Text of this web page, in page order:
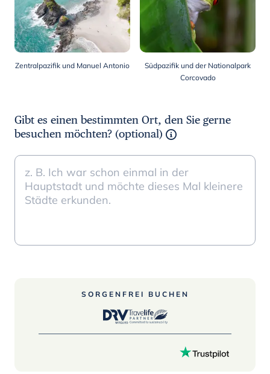
Zentralpazifik und Manuel Antonio
Südpazifik und der Nationalpark
Corcovado
Gibt es einen bestimmten Ort, den Sie gerne
besuchen möchten? (optional)
SORGENFREI BUCHEN